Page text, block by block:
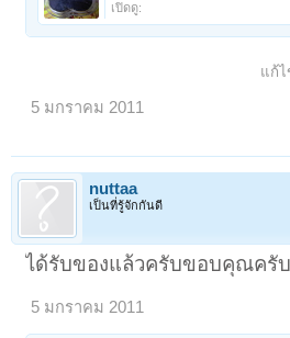
เปิดดู:
แก้
5 มกราคม 2011
nuttaa
เป็นที่รู้จักกันดี
ได้รับของแล้วครับขอบคุณครับ
5 มกราคม 2011